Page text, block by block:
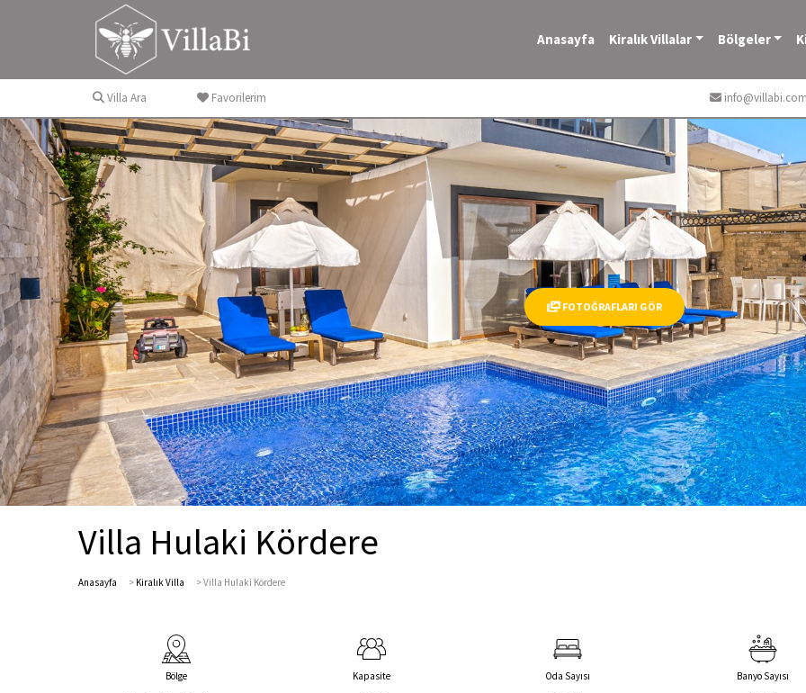
Anasayfa Kiralık Villalar Bölgeler
Villa Ara Favorilerim info@villabi.com
FOTOĞRAFLARI GÖR
Villa Hulaki Kördere
Anasayfa > Kiralık Villa >Villa Hulaki Kördere
Bölge
Kapasite
Oda Sayısı
Banyo Sayısı